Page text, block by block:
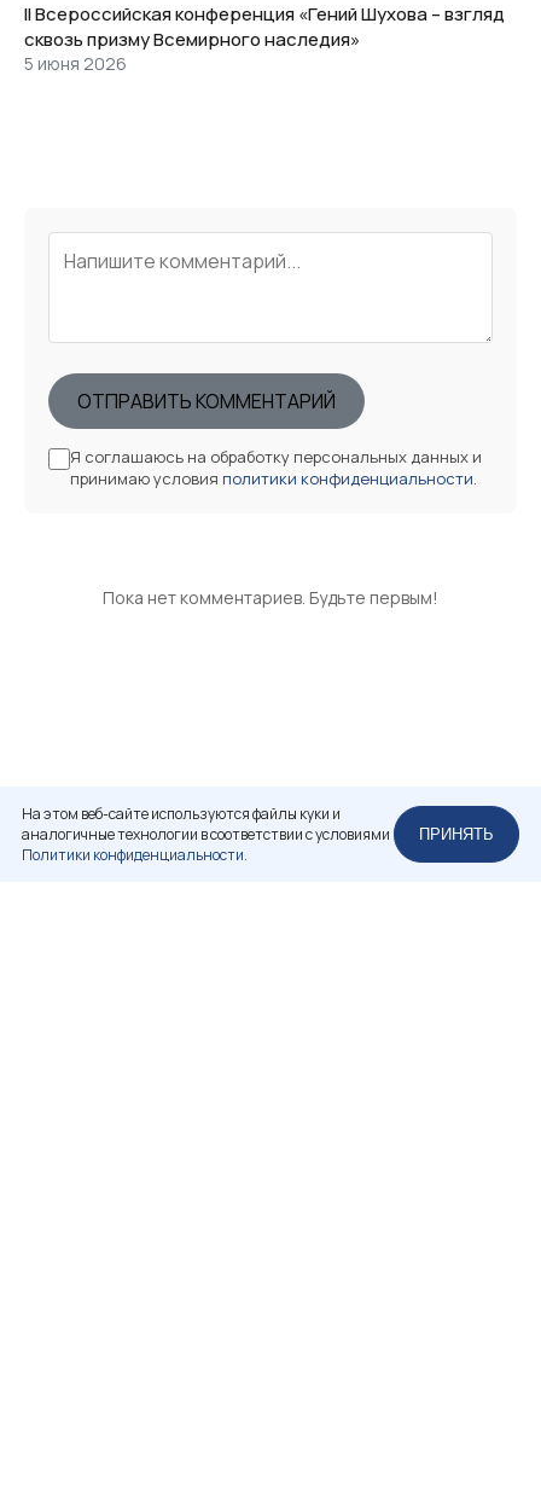
II Всероссийская конференция «Гений Шухова – взгляд
сквозь призму Всемирного наследия»
5 июня 2026
ОТПРАВИТЬ КОММЕНТАРИЙ
Я соглашаюсь на обработку персональных данных и
принимаю условия политики конфиденциальности.
Пока нет комментариев. Будьте первым!
На этом веб-сайте используются файлы куки и
аналогичные технологии в соответствии с условиями
Политики конфиденциальности.
ПРИНЯТЬ